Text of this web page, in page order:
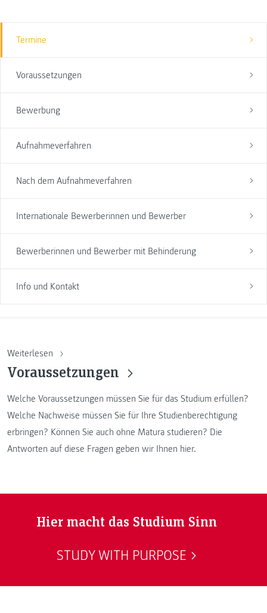
Termine
Voraussetzungen
Bewerbung
Aufnahmeverfahren
Nach dem Aufnahmeverfahren
Internationale Bewerberinnen und Bewerber
Bewerberinnen und Bewerber mit Behinderung
Info und Kontakt
Weiterlesen
Voraussetzungen
Welche Voraussetzungen müssen Sie für das Studium erfüllen?
Welche Nachweise müssen Sie für Ihre Studienberechtigung
erbringen? Können Sie auch ohne Matura studieren? Die
Antworten auf diese Fragen geben wir Ihnen hier.
Hier macht das Studium Sinn
STUDY WITH PURPOSE